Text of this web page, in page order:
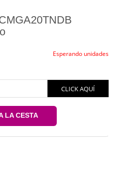
Esperando unidades
CLICK AQUÍ
LA CESTA